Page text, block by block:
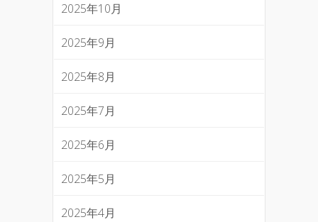
2025年10月
2025年9月
2025年8月
2025年7月
2025年6月
2025年5月
2025年4月